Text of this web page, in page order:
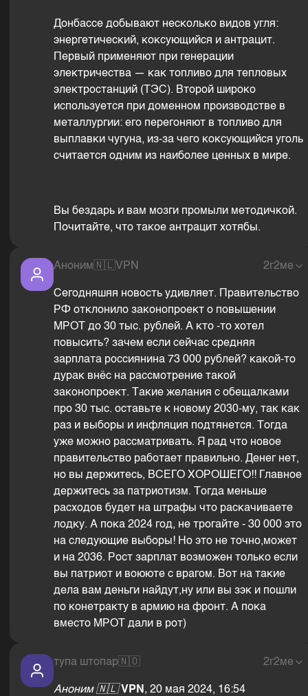
Донбассе добывают несколько видов угля:
энергетический, коксующийся и антрацит.
Первый применяют при генерации
электричества — как топливо для тепловых
электростанций (ТЭС). Второй широко
используется при доменном производстве в
металлургии: его перегоняют в топливо для
выплавки чугуна, из-за чего коксующийся уголь
считается одним из наиболее ценных в мире.
Вы бездарь и вам мозги промыли методичкой.
Почитайте, что такое антрацит хотябы.
Аноним🇳🇱VPN 2г2ме
Сегодняшяя новость удивляет. Правительство
РФ отклонило законопроект о повышении
МРОТ до 30 тыс. рублей. А кто -то хотел
повысить? зачем если сейчас средняя
зарплата россиянина 73 000 рублей? какой-то
дурак внёс на рассмотрение такой
законопроект. Такие желания с обещалками
про 30 тыс. оставьте к новому 2030-му, так как
раз и выборы и инфляция подтянется. Тогда
уже можно рассматривать. Я рад что новое
правительство работает правильно. Денег нет,
но вы держитесь, ВСЕГО ХОРОШЕГО!! Главное
держитесь за патриотизм. Тогда меньше
расходов будет на штрафы что раскачиваете
лодку. А пока 2024 год, не трогайте - 30 000 это
на следующие выборы! Но это не точно,может
и на 2036. Рост зарплат возможен только если
вы патриот и воююте с врагом. Вот на такие
дела вам деньги найдут,ну или вы зэк и пошли
по конетракту в армию на фронт. А пока
вместо МРОТ дали в рот)
тупа штопар🇳🇴 2г2ме
Аноним 🇳🇱 VPN , 20 мая 2024, 16:54